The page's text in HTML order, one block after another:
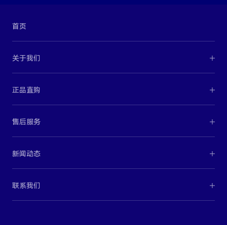
首页
关于我们
正品直购
售后服务
新闻动态
联系我们